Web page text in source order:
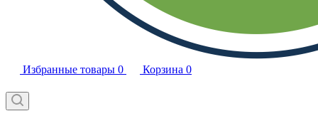
Избранные товары 0 Корзина 0